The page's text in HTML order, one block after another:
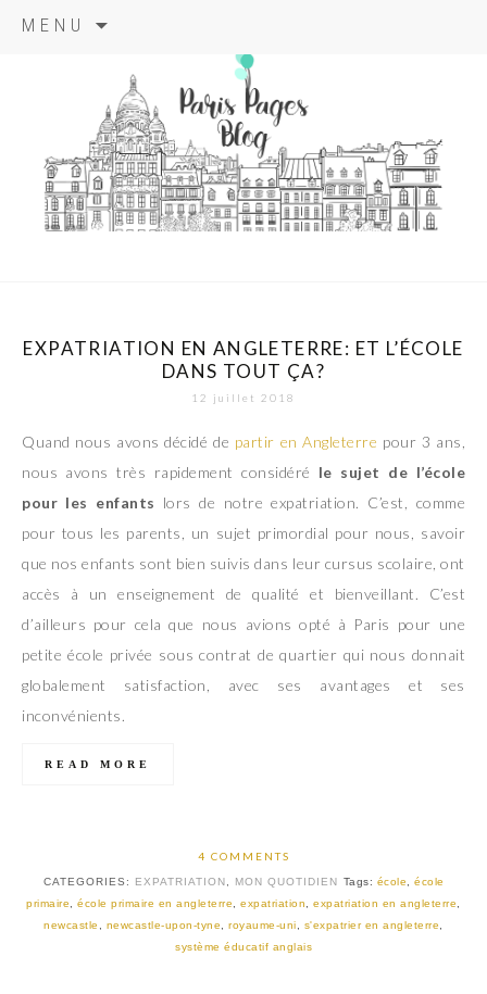
MENU
principal
paris pages
blog
EXPATRIATION EN ANGLETERRE: ET L’ÉCOLE
DANS TOUT ÇA?
12 juillet 2018
Quand nous avons décidé de partir en Angleterre pour 3 ans,
nous avons très rapidement considéré le sujet de l’école
pour les enfants lors de notre expatriation. C’est, comme
pour tous les parents, un sujet primordial pour nous, savoir
que nos enfants sont bien suivis dans leur cursus scolaire, ont
accès à un enseignement de qualité et bienveillant. C’est
d’ailleurs pour cela que nous avions opté à Paris pour une
petite école privée sous contrat de quartier qui nous donnait
globalement satisfaction, avec ses avantages et ses
inconvénients.
READ MORE
4 COMMENTS
CATEGORIES: EXPATRIATION MON QUOTIDIEN Tags: école
école
primaire
,école primaire en angleterre ,expatriation ,expatriation en angleterre
newcastle
newcastle-upon-tyne ,royaume-uni s'expatrier en angleterre
système éducatif anglais